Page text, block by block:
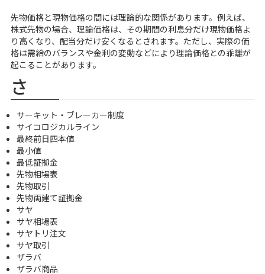
先物価格と現物価格の間には理論的な関係があります。例えば、
株式先物の場合、理論価格は、その期間の利息分だけ現物価格よ
り高くなり、配当分だけ安くなるとされます。ただし、実際の価
格は需給のバランスや金利の変動などにより理論価格との乖離が
起こることがあります。
さ
サーキット・ブレーカー制度
サイコロジカルライン
最終前日四本値
最小値
最低証拠金
先物相場表
先物取引
先物両建て証拠金
サヤ
サヤ相場表
サヤトリ注文
サヤ取引
ザラバ
ザラバ商品